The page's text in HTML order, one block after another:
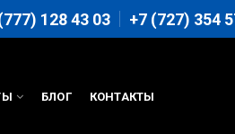
128 43 03 +7 (727) 354
БЛОГ КОНТАКТЫ